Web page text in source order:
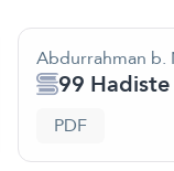
Abdurrahman b.
99 Hadiste
PDF